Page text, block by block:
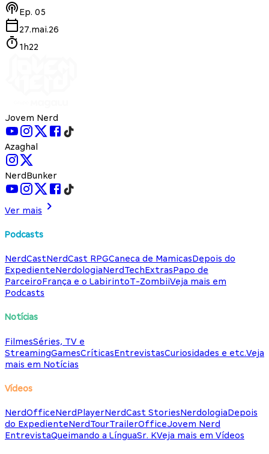
Ep. 05
27.mai.26
1h22
Jovem Nerd
Azaghal
NerdBunker
Ver mais
Podcasts
NerdCastNerdCast RPGCaneca de MamicasDepois do
ExpedienteNerdologiaNerdTechExtrasPapo de
ParceiroFrança e o LabirintoT-ZombiiVeja mais em
Podcasts
Notícias
FilmesSéries, TV e
StreamingGamesCríticasEntrevistasCuriosidades e etc.Veja
mais em Notícias
Vídeos
NerdOfficeNerdPlayerNerdCast StoriesNerdologiaDepois
do ExpedienteNerdTourTrailerOfficeJovem Nerd
EntrevistaQueimando a LínguaSr. KVeja mais em Vídeos